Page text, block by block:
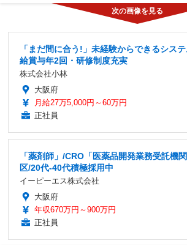
「まだ間に合う!」未経験からできるシス
給賞与年2回・研修制度充実
株式会社小林
大阪府
月給27万5,000円～60万円
正社員
「薬剤師」/CRO「医薬品開発業務受託機
区/20代-40代積極採用中
イーピーエス株式会社
大阪府
年収670万円～900万円
正社員